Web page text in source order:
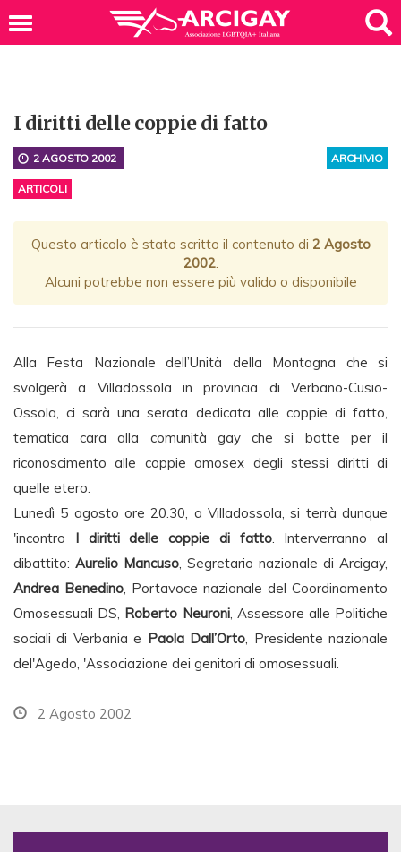
I diritti delle coppie di fatto
ARCHIVIO
2 AGOSTO 2002
ARTICOLI
Questo articolo è stato scritto il contenuto di 2 Agosto
2002.
Alcuni potrebbe non essere più valido o disponibile
Alla Festa Nazionale dell’Unità della Montagna che si
svolgerà a Villadossola in provincia di Verbano-Cusio-
Ossola, ci sarà una serata dedicata alle coppie di fatto,
tematica cara alla comunità gay che si batte per il
riconoscimento alle coppie omosex degli stessi diritti di
quelle etero.
Lunedì 5 agosto ore 20.30, a Villadossola, si terrà dunque
'incontro I diritti delle coppie di fatto. Interverranno al
dibattito: Aurelio Mancuso, Segretario nazionale di Arcigay,
Andrea Benedino, Portavoce nazionale del Coordinamento
Omosessuali DS, Roberto Neuroni, Assessore alle Politiche
sociali di Verbania e Paola Dall’Orto, Presidente nazionale
del'Agedo, 'Associazione dei genitori di omosessuali.
2 Agosto 2002